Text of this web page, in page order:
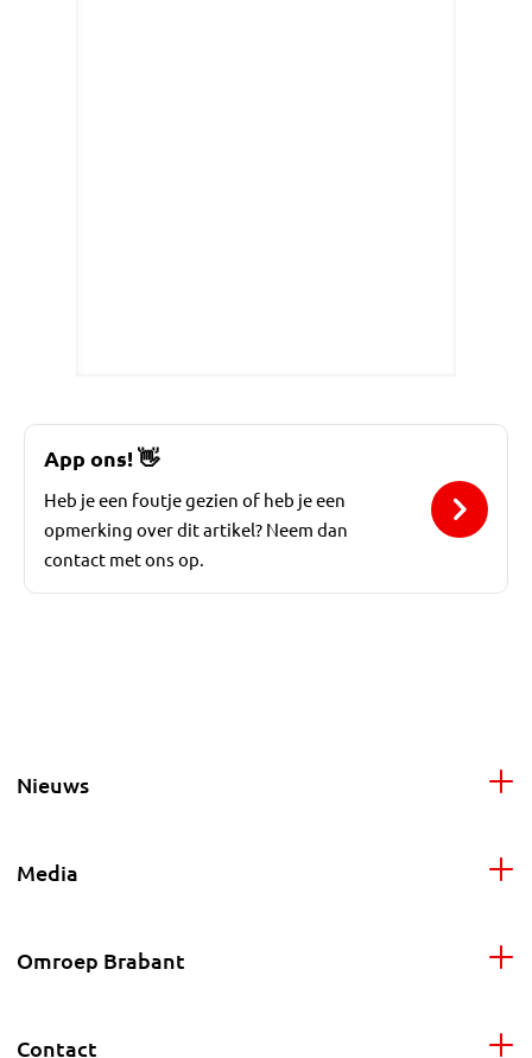
App ons!👋
Heb je een foutje gezien of heb je een
opmerking over dit artikel? Neem dan
contact met ons op.
Nieuws
Media
Omroep Brabant
Contact